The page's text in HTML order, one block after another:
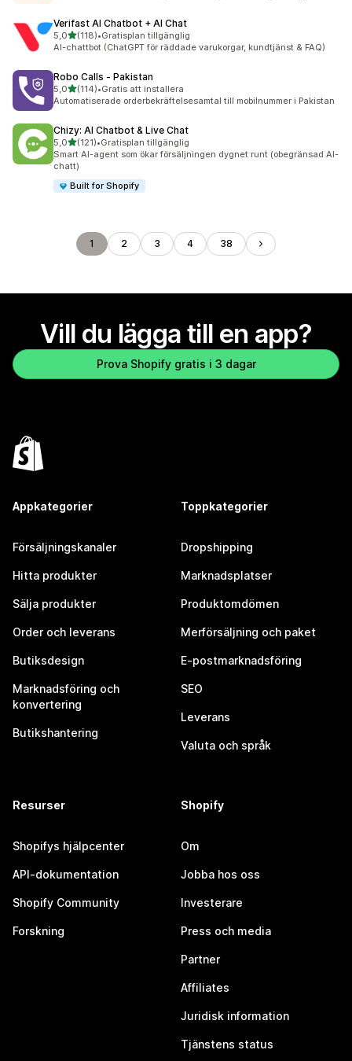
Verifast AI Chatbot + AI Chat
5,0av 5 stjärnor
(118)
118 recensioner totalt
•Gratisplan tillgänglig
AI-chattbot (ChatGPT för räddade varukorgar, kundtjänst & FAQ)
Robo Calls ‑ Pakistan
5,0av 5 stjärnor
(114)
114 recensioner totalt
•Gratis att installera
Automatiserade orderbekräftelsesamtal till mobilnummer i Pakistan
Chizy: AI Chatbot & Live Chat
5,0av 5 stjärnor
(121)
121 recensioner totalt
•Gratisplan tillgänglig
Smart AI-agent som ökar försäljningen dygnet runt (obegränsad AI-
chatt)
Built for Shopify
1 2 3 4 38
Vill du lägga till en app?
Prova Shopify gratis i 3 dagar
Appkategorier
Försäljningskanaler
Hitta produkter
Sälja produkter
Order och leverans
Butiksdesign
Marknadsföring och
konvertering
Butikshantering
Toppkategorier
Dropshipping
Marknadsplatser
Produktomdömen
Merförsäljning och paket
E-postmarknadsföring
SEO
Leverans
Valuta och språk
Resurser
Shopifys hjälpcenter
API-dokumentation
Shopify Community
Forskning
Shopify
Om
Jobba hos oss
Investerare
Press och media
Partner
Affiliates
Juridisk information
Tjänstens status